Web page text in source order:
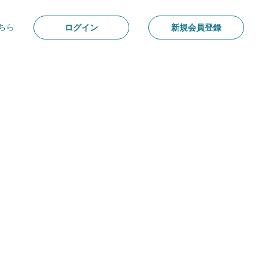
ら ログイン 新規会員登録